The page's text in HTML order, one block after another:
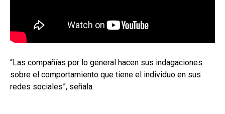
“Las compañías por lo general hacen sus indagaciones
sobre el comportamiento que tiene el individuo en sus
redes sociales”, señala.